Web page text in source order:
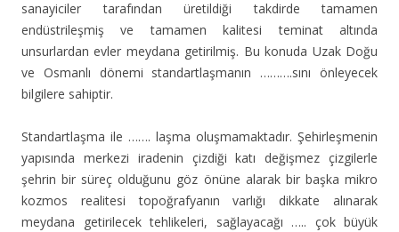
sanayiciler tarafından üretildiği takdirde tamamen
endüstrileşmiş ve tamamen kalitesi teminat altında
unsurlardan evler meydana getirilmiş. Bu konuda Uzak Doğu
ve Osmanlı dönemi standartlaşmanın ……….sını önleyecek
bilgilere sahiptir.
Standartlaşma ile ……. laşma oluşmamaktadır. Şehirleşmenin
yapısında merkezi iradenin çizdiği katı değişmez çizgilerle
şehrin bir süreç olduğunu göz önüne alarak bir başka mikro
kozmos realitesi topoğrafyanın varlığı dikkate alınarak
meydana getirilecek tehlikeleri, sağlayacağı ….. çok büyük